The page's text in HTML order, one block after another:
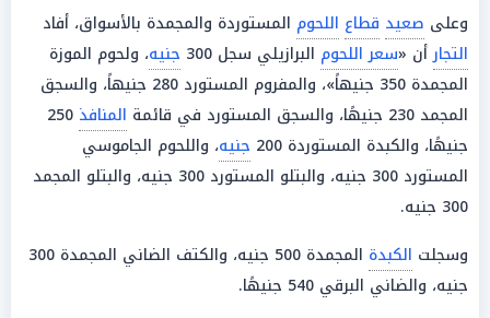
وعلى صعيد قطاع اللحوم المستوردة والمجمدة بالأسواق، أفاد
التجارأن «سعر اللحوم البرازيلي سجل 300 جنيه، ولحوم الموزة
المجمدة 350 جنيهاً»، والمفروم المستورد 280 جنيهاً، والسجق
المجمد 230 جنيهًا، والسجق المستورد في قائمة
المنافذ 250
جنيهًا، والكبدة المستوردة 200
جنيه، واللحوم الجاموسي
المستورد 300 جنيه، والبتلو المستورد 300 جنيه، والبتلو المجمد
300 جنيه.
وسجلت الكبدة
المجمدة 500 جنيه، والكتف الضاني المجمدة 300
جنيه، والضاني البرقي 540 جنيهًا.